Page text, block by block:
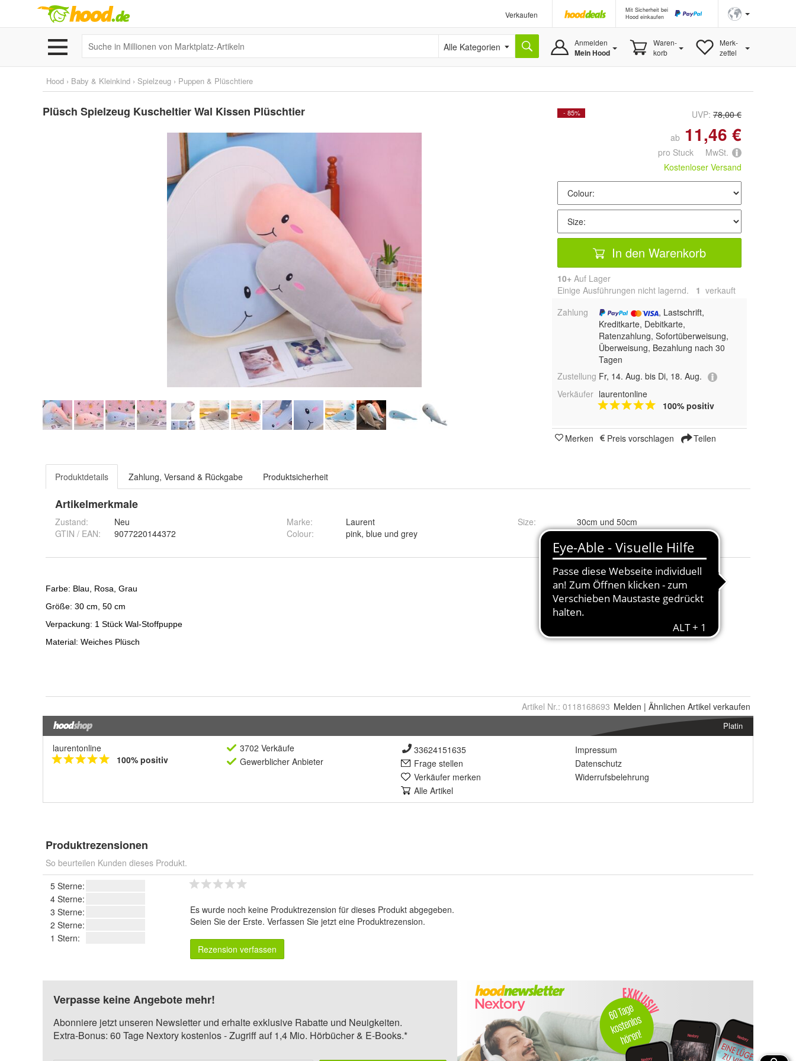
Verkaufen
Mit Sicherheit bei
Hood einkaufen
Alle Kategorien Anmelden
Mein Hood
Waren-
korb
Merk-
zettel
Hood › Baby & Kleinkind › Spielzeug › Puppen & Plüschtiere
Plüsch Spielzeug Kuscheltier Wal Kissen Plüschtier - 85% UVP: 78,00 €
ab 11,46 €
pro Stuck MwSt.
Kostenloser Versand
In den Warenkorb
10+ Auf Lager
Einige Ausführungen nicht lagernd. 1 verkauft
Zahlung
, Lastschrift,
Kreditkarte, Debitkarte,
Ratenzahlung, Sofortüberweisung,
Überweisung, Bezahlung nach 30
Tagen
Zustellung Fr, 14. Aug. bis Di, 18. Aug.
Verkäufer laurentonline
100% positiv
Merken Preis vorschlagen Teilen
Produktdetails Zahlung, Versand & Rückgabe Produktsicherheit
Artikelmerkmale
Zustand:
Neu
GTIN / EAN:
9077220144372
Marke:
Laurent
Colour: pink, blue und grey
Size: 30cm und 50cm
Artikel Nr.: 0118168693 Melden | Ähnlichen Artikel verkaufen
Platin
laurentonline
100% positiv
3702 Verkäufe
Gewerblicher Anbieter
33624151635
Frage stellen
Verkäufer merken
Alle Artikel
Impressum
Datenschutz
Widerrufsbelehrung
Produktrezensionen
So beurteilen Kunden dieses Produkt.
5 Sterne:
4 Sterne:
3 Sterne:
2 Sterne:
1 Stern:
Es wurde noch keine Produktrezension für dieses Produkt abgegeben.
Seien Sie der Erste. Verfassen Sie jetzt eine Produktrezension.
Rezension verfassen
Verpasse keine Angebote mehr!
Abonniere jetzt unseren Newsletter und erhalte exklusive Rabatte und Neuigkeiten.
Extra-Bonus: 60 Tage Nextory kostenlos - Zugriff auf 1,4 Mio. Hörbücher & E-Books.*